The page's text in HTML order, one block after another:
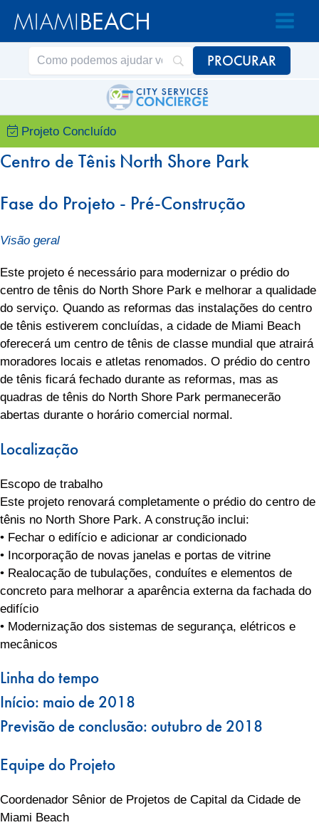
Acessar
conteúdo
Pular
para
conteúdo
Projeto Concluído
Centro de Tênis North Shore Park
Fase do Projeto - Pré-Construção
Visão geral
Este projeto é necessário para modernizar o prédio do
centro de tênis do North Shore Park e melhorar a qualidade
do serviço. Quando as reformas das instalações do centro
de tênis estiverem concluídas, a cidade de Miami Beach
oferecerá um centro de tênis de classe mundial que atrairá
moradores locais e atletas renomados. O prédio do centro
de tênis ficará fechado durante as reformas, mas as
quadras de tênis do North Shore Park permanecerão
abertas durante o horário comercial normal.
Localização
Escopo de trabalho
Este projeto renovará completamente o prédio do centro de
tênis no North Shore Park. A construção inclui:
• Fechar o edifício e adicionar ar condicionado
• Incorporação de novas janelas e portas de vitrine
• Realocação de tubulações, conduítes e elementos de
concreto para melhorar a aparência externa da fachada do
edifício
• Modernização dos sistemas de segurança, elétricos e
mecânicos
Linha do tempo
Início: maio de 2018
Previsão de conclusão: outubro de 2018
Equipe do Projeto
Coordenador Sênior de Projetos de Capital da Cidade de
Miami Beach